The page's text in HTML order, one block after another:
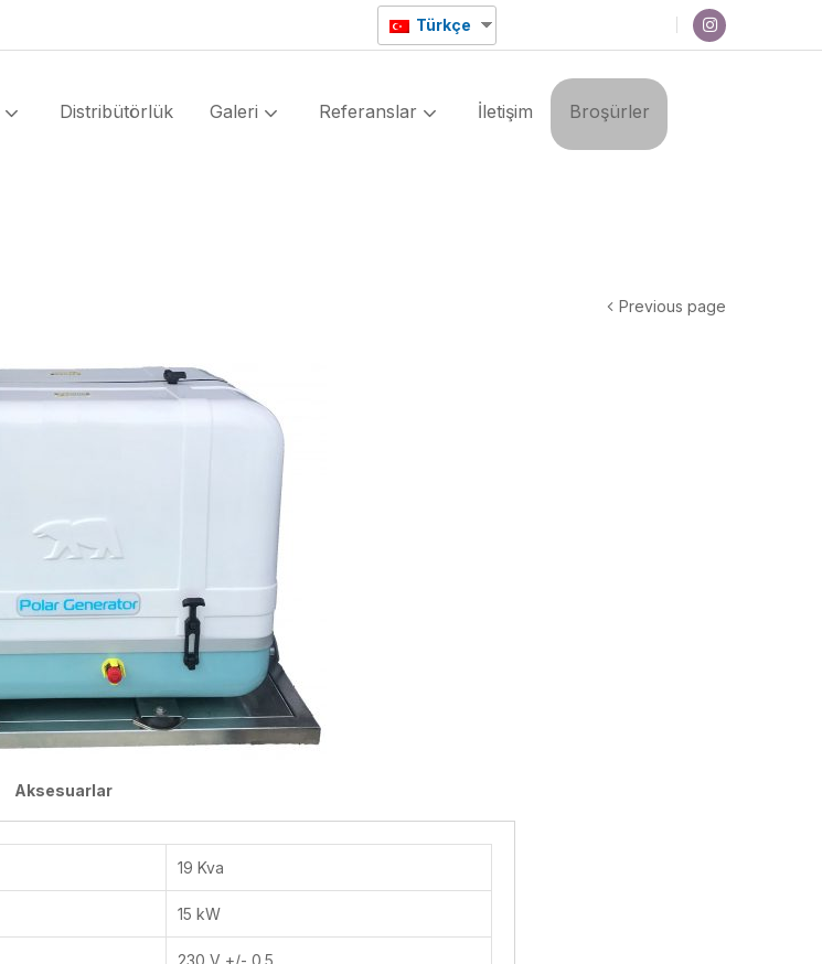
Türkçe
Distribütörlük Galeri Referanslar İletişim Broşürler
Previous page
Aksesuarlar
19 Kva
15 kW
230 V +/- 0.5